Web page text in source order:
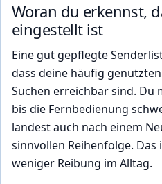
Woran du erkennst,
eingestellt ist
Eine gut gepflegte
dass deine häufig
Suchen erreichbar sind. Du
bis die Fernbedienung
landest auch nach einem
sinnvollen Reihenfolge.
weniger Reibung im Alltag.